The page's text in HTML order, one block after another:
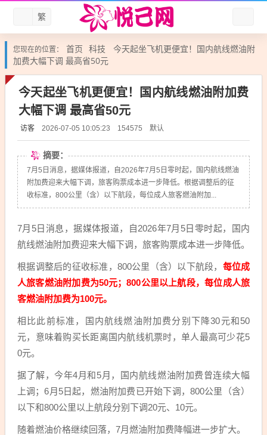
繁
您现在的位置： 首页 科技
今天起坐飞机更便宜！国内航线燃油附
加费大幅下调 最高省50元
今天起坐飞机更便宜！国内航线燃油附加费
大幅下调 最高省50元
访客 2026-07-05 10:05:23 154575 默认
摘要：
7月5日消息，据媒体报道，自2026年7月5日零时起，国内航线燃油
附加费迎来大幅下调，旅客购票成本进一步降低。根据调整后的征
收标准，800公里（含）以下航段，每位成人旅客燃油附加...
7月5日消息，据媒体报道，自2026年7月5日零时起，国内
航线燃油附加费迎来大幅下调，旅客购票成本进一步降低。
根据调整后的征收标准，800公里（含）以下航段， 每位成
人旅客燃油附加费为50元；800公里以上航段，每位成人旅
客燃油附加费为100元。
相比此前标准，国内航线燃油附加费分别下降30元和50
元，意味着购买长距离国内航线机票时，单人最高可少花5
0元。
据了解，今年4月和5月，国内航线燃油附加费曾连续大幅
上调；6月5日起，燃油附加费已开始下调，800公里（含）
以下和800公里以上航段分别下调20元、10元。
随着燃油价格继续回落，7月燃油附加费降幅进一步扩大。